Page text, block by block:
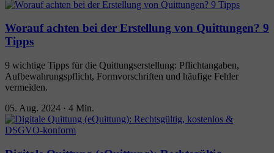
Worauf achten bei der Erstellung von Quittungen? 9
Tipps
9 wichtige Tipps für die Quittungserstellung: Pflichtangaben,
Aufbewahrungspflicht, Formvorschriften und häufige Fehler
vermeiden.
05. Aug. 2024 · 4 Min.